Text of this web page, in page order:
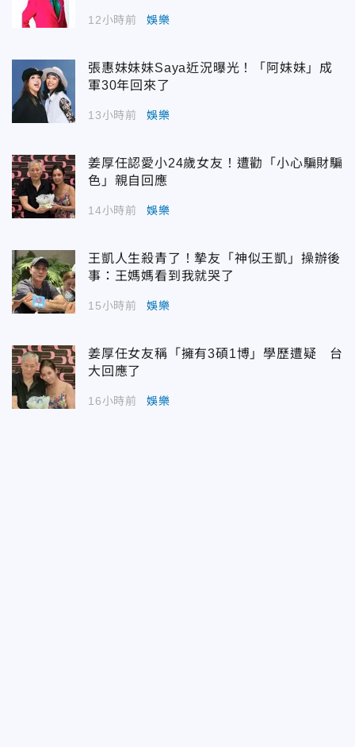
12小時前 娛樂
張惠妹妹妹Saya近況曝光！「阿妹妹」成
軍30年回來了
13小時前 娛樂
姜厚任認愛小24歲女友！遭勸「小心騙財騙
色」親自回應
14小時前 娛樂
王凱人生殺青了！摯友「神似王凱」操辦後
事：王媽媽看到我就哭了
15小時前 娛樂
姜厚任女友稱「擁有3碩1博」學歷遭疑 台
大回應了
16小時前 娛樂